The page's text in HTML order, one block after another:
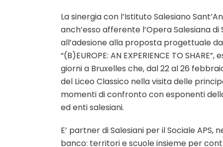
La sinergia con l’Istituto Salesiano
anch’esso afferente l’Opera Salesiana
all’adesione alla proposta progettuale
“(B)EUROPE: AN EXPERIENCE TO
giorni a Bruxelles che, dal 22 al 26
del Liceo Classico nella visita delle
momenti di confronto con esponenti
ed enti salesiani.
E’ partner di Salesiani per il Sociale APS,
banco: territori e scuole insieme per